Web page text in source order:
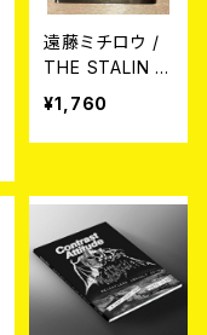
遠藤ミチロウ /
THE STALIN 1
980★1985 MI
CHIRO ENDO
ESSAYS REMI
¥1,760